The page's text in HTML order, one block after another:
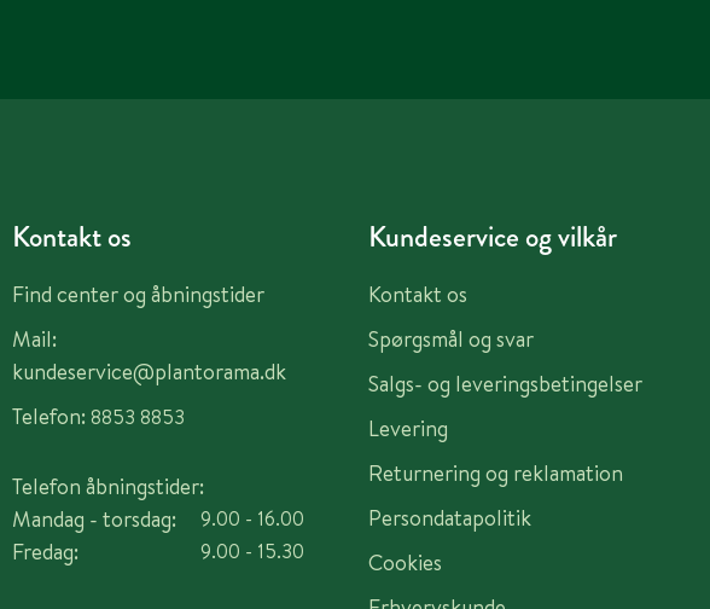
Kontakt os
Find center og åbningstider
Mail:
kundeservice@plantorama.dk
Telefon: 8853 8853
Telefon åbningstider:
Mandag - torsdag:
Fredag:
9.00 - 16.00
9.00 - 15.30
Kundeservice og vilkår
Kontakt os
Spørgsmål og svar
Salgs- og leveringsbetingelser
Levering
Returnering og reklamation
Persondatapolitik
Cookies